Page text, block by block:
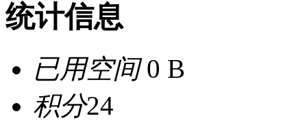
统计信息
已用空间0 B
积分24